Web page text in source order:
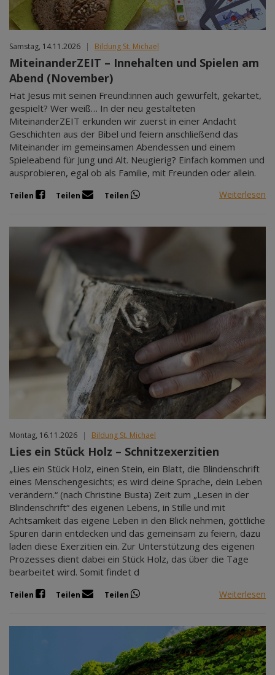
Samstag, 14.11.2026 | Bildung St. Michael
MiteinanderZEIT – Innehalten und Spielen am
Abend (November)
Hat Jesus mit seinen Freund:innen auch gewürfelt, gekartet,
gespielt? Wer weiß… In der neu gestalteten
MiteinanderZEIT erkunden wir zuerst in einer Andacht
Geschichten aus der Bibel und feiern anschließend das
Miteinander im gemeinsamen Abendessen und einem
Spieleabend für Jung und Alt. Neugierig? Einfach kommen und
ausprobieren, egal ob als Familie, mit Freunden oder allein.
Teilen Teilen Teilen Weiterlesen
Montag, 16.11.2026 | Bildung St. Michael
Lies ein Stück Holz – Schnitzexerzitien
„Lies ein Stück Holz, einen Stein, ein Blatt, die Blindenschrift
eines Menschengesichts; es wird deine Sprache, dein Leben
verändern.“ (nach Christine Busta) Zeit zum „Lesen in der
Blindenschrift“ des eigenen Lebens, in Stille und mit
Achtsamkeit das eigene Leben in den Blick nehmen, göttliche
Spuren darin entdecken und das gemeinsam zu feiern, dazu
laden diese Exerzitien ein. Zur Unterstützung des eigenen
Prozesses dient dabei ein Stück Holz, das über die Tage
bearbeitet wird. Somit findet d
Teilen Teilen Teilen Weiterlesen